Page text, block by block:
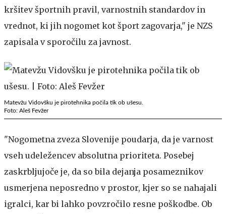
kršitev športnih pravil, varnostnih standardov in
vrednot, ki jih nogomet kot šport zagovarja," je NZS
zapisala v sporočilu za javnost.
Matevžu Vidovšku je pirotehnika počila tik ob ušesu.
Foto: Aleš Fevžer
"Nogometna zveza Slovenije poudarja, da je varnost
vseh udeležencev absolutna prioriteta. Posebej
zaskrbljujoče je, da so bila dejanja posameznikov
usmerjena neposredno v prostor, kjer so se nahajali
igralci, kar bi lahko povzročilo resne poškodbe. Ob